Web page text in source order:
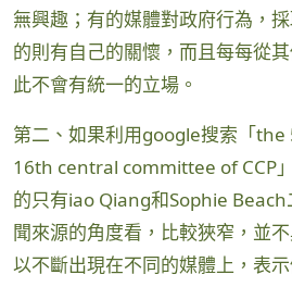
無興趣；有的媒體對政府行為，
的則有自己的關懷，而且每每從
此不會有統一的立場。
第二、如果利用google搜索「
16th central committee of CCP
的只有iao Qiang和Sophie
聞來源的角度看，比較狹窄，並
以不斷出現在不同的媒體上，表